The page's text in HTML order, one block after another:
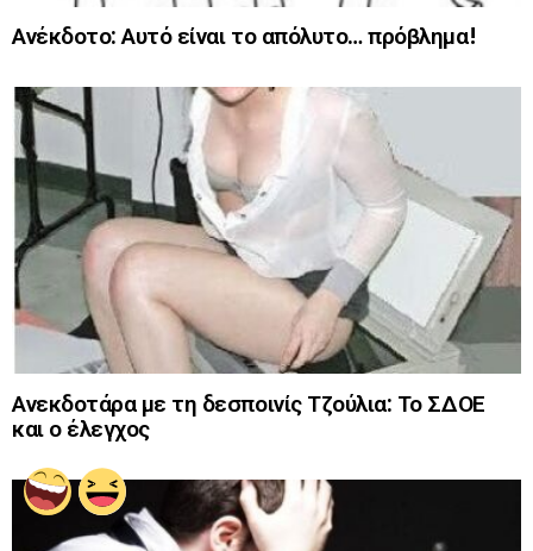
Ανέκδοτο: Αυτό είναι το απόλυτο… πρόβλημα!
Ανεκδοτάρα με τη δεσποινίς Τζούλια: Το ΣΔΟΕ
και ο έλεγχος